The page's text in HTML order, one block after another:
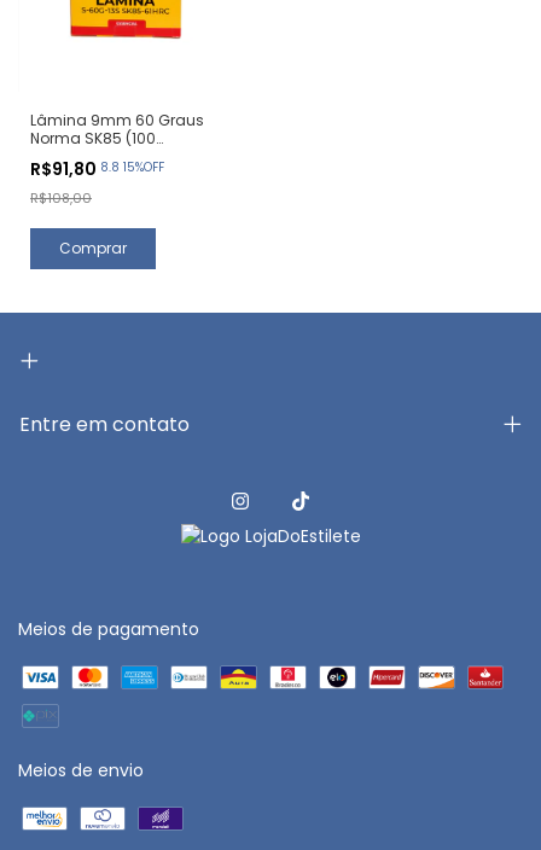
Lâmina 9mm 60 Graus
Norma SK85 (100
R$91,80 8.8 15%OFF
R$108,00
Entre em contato
Meios de pagamento
Meios de envio